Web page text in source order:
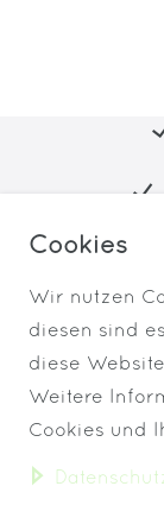
Cookies
Wir nutzen
diesen sind
diese
Weitere
Cookies und